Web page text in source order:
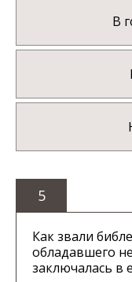
В
5
Как звали
обладавшего
заключалась в